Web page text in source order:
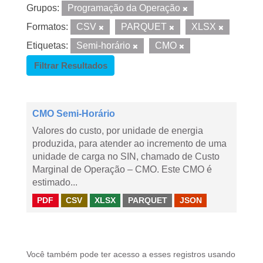
Grupos:
Programação da Operação
Formatos:
CSV PARQUET
XLSX
Etiquetas:
Semi-horário
CMO
Filtrar Resultados
CMO Semi-Horário
Valores do custo, por unidade de energia
produzida, para atender ao incremento de uma
unidade de carga no SIN, chamado de Custo
Marginal de Operação – CMO. Este CMO é
estimado...
PDF CSV XLSX PARQUET JSON
Você também pode ter acesso a esses registros usando